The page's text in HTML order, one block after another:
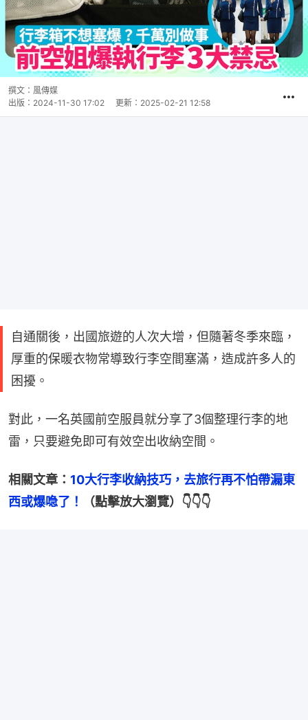
撰文： 風傳媒
出版： 2024-11-30 17:02 更新： 2025-02-21 12:58
自通關後，出國旅遊的人次大增，但隨著冬季來臨，
厚重的保暖衣物常導致行李空間塞滿，造成許多人的
困擾。
對此，一名英國前空服員就分享了3個整理行李的地
雷，只要避免即可有效空出收納空間。
相關文章： 10大行李收納技巧，去旅行再不怕帶漏東
西或爆喼了！
（點擊放大瀏覽）👇👇👇